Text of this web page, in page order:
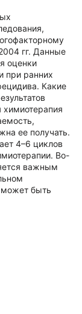
гг. Данные
оценки
при ранних
Какие
химиотерапия
ее получать.
4–6 циклов
Во-
важным
может быть